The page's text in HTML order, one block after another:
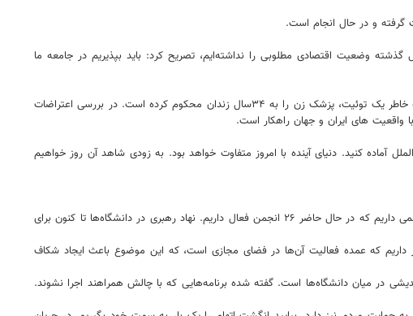
و در حال انجام است.
افتخارات بزرگ کشور در حوزه‌های علمی،خدماتی، آموزشی، دفاعی و اقتدار در و نیل با وجود دشمنی ها با اشاره به اینکه در۱۰سال گذشته وضعیت اقتصادی مطلوبی را نداشته‌ایم، تصریح کرد: باید بپذیریم در جامعه ما
رستمی در پایان گفت:عربستان حامی ایران اینترنشنال که مدعی آزادی زنان است خود بزرگترین متهم و ناقض حقوق بشر و حقوق زنان است و اخیرا به خاطر یک توئیت، پزشک زن را به ۳۴سال زندان محکوم کرده است. در بررسی اعتراضات
های ایران و جهان راهکار است.
آماده کنید. دنیای آینده با امروز متفاوت خواهد بود. به زودی شاهد آن روز خواهیم
"صیدی" دبیر دبیران انجمن‌های علمی دانشگاه ایلام در این نشست با بیان صحبت‌هایی از مقام معظم رهبری اظهار کرد: در دانشگاه ایلام ۵۷ انجمن علمی داریم که در حال حاضر ۲۶ انجمن فعال داریم. نهاد رهبری در دانشگاه‌ها تا کنون برای
داریم که عمده فعالیت آن‌ها در فضای مجازی است، که این موضوع باعث ایجاد شکاف
در میان دانشگاه‌ها است. گفته شده برنامه‌هایی که با چالش همراهند اجرا نشوند.